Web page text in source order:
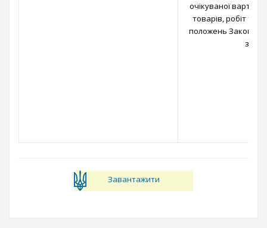
очікуваної
товарів, робіт та
положень Закону
Завантажити